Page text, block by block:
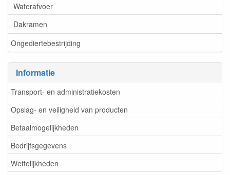
Waterafvoer
Dakramen
Ongediertebestrijding
Informatie
Transport- en administratiekosten
Opslag- en veiligheid van producten
Betaalmogelijkheden
Bedrijfsgegevens
Wettelijkheden